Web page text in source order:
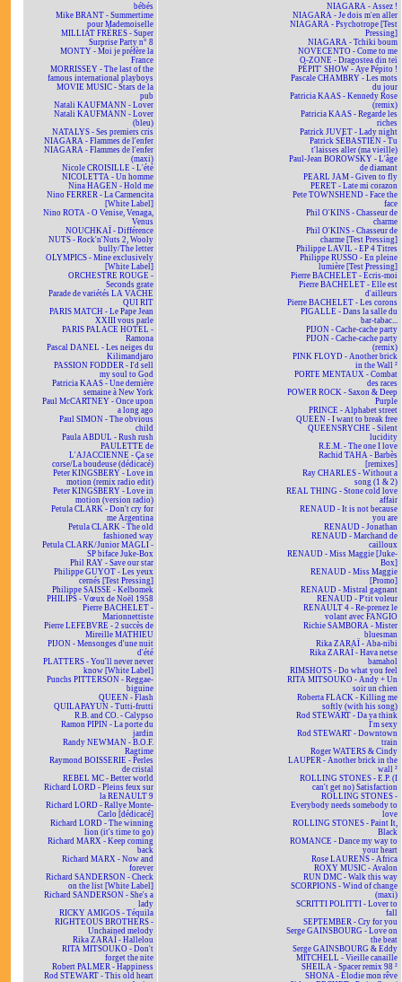
bébés
Mike BRANT - Summertime
pour Mademoiselle
MILLIAT FRÈRES - Super
Surprise Party n° 8
MONTY - Moi je préfère la
France
MORRISSEY - The last of the
famous international playboys
MOVIE MUSIC - Stars de la
pub
Natali KAUFMANN - Lover
Natali KAUFMANN - Lover
(bleu)
NATALYS - Ses premiers cris
NIAGARA - Flammes de l'enfer
NIAGARA - Flammes de l'enfer
(maxi)
Nicole CROISILLE - L'été
NICOLETTA - Un homme
Nina HAGEN - Hold me
Nino FERRER - La Carmencita
[White Label]
Nino ROTA - O Venise, Venaga,
Venus
NOUCHKAÏ - Différence
NUTS - Rock'n'Nuts 2, Wooly
bully/The letter
OLYMPICS - Mine exclusively
[White Label]
ORCHESTRE ROUGE -
Seconds grate
Parade de variétés LA VACHE
QUI RIT
PARIS MATCH - Le Pape Jean
XXIII vous parle
PARIS PALACE HOTEL -
Ramona
Pascal DANEL - Les neiges du
Kilimandjaro
PASSION FODDER - I'd sell
my soul to God
Patricia KAAS - Une dernière
semaine à New York
Paul McCARTNEY - Once upon
a long ago
Paul SIMON - The obvious
child
Paula ABDUL - Rush rush
PAULETTE de
L'AJACCIENNE - Ça se
corse/La boudeuse (dédicacé)
Peter KINGSBERY - Love in
motion (remix radio edit)
Peter KINGSBERY - Love in
motion (version radio)
Petula CLARK - Don't cry for
me Argentina
Petula CLARK - The old
fashioned way
Petula CLARK/Junior MAGLI -
SP biface Juke-Box
Phil RAY - Save our star
Philippe GUYOT - Les yeux
cernés [Test Pressing]
Philippe SAISSE - Kelbomek
PHILIPS - Vœux de Noël 1958
Pierre BACHELET -
Marionnettiste
Pierre LEFEBVRE - 2 succès de
Mireille MATHIEU
PIJON - Mensonges d'une nuit
d'été
PLATTERS - You'll never never
know [White Label]
Punchs PITTERSON - Reggae-
biguine
QUEEN - Flash
QUILAPAYUN - Tutti-frutti
R.B. and CO. - Calypso
Ramon PIPIN - La porte du
jardin
Randy NEWMAN - B.O.F.
Ragtime
Raymond BOISSERIE - Perles
de cristal
REBEL MC - Better world
Richard LORD - Pleins feux sur
la RENAULT 9
Richard LORD - Rallye Monte-
Carlo [dédicacé]
Richard LORD - The winning
lion (it's time to go)
Richard MARX - Keep coming
back
Richard MARX - Now and
forever
Richard SANDERSON - Check
on the list [White Label]
Richard SANDERSON - She's a
lady
RICKY AMIGOS - Téquila
RIGHTEOUS BROTHERS -
Unchained melody
Rika ZARAÏ - Hallelou
RITA MITSOUKO - Don't
forget the nite
Robert PALMER - Happiness
Rod STEWART - This old heart
NIAGARA - Assez !
NIAGARA - Je dois m'en aller
NIAGARA - Psychotrope [Test
Pressing]
NIAGARA - Tchiki boum
NOVECENTO - Come to me
O-ZONE - Dragostea din teï
PÉPIT' SHOW - Aye Pépito !
Pascale CHAMBRY - Les mots
du jour
Patricia KAAS - Kennedy Rose
(remix)
Patricia KAAS - Regarde les
riches
Patrick JUVET - Lady night
Patrick SÉBASTIEN - Tu
t'laisses aller (ma vieille)
Paul-Jean BOROWSKY - L'âge
de diamant
PEARL JAM - Given to fly
PERET - Late mi corazon
Pete TOWNSHEND - Face the
face
Phil O'KINS - Chasseur de
charme
Phil O'KINS - Chasseur de
charme [Test Pressing]
Philippe LAVIL - EP 4 Titres
Philippe RUSSO - En pleine
lumière [Test Pressing]
Pierre BACHELET - Écris-moi
Pierre BACHELET - Elle est
d'ailleurs
Pierre BACHELET - Les corons
PIGALLE - Dans la salle du
bar-tabac...
PIJON - Cache-cache party
PIJON - Cache-cache party
(remix)
PINK FLOYD - Another brick
in the Wall ²
PORTE MENTAUX - Combat
des races
POWER ROCK - Saxon & Deep
Purple
PRINCE - Alphabet street
QUEEN - I want to break free
QUEENSRYCHE - Silent
lucidity
R.E.M. - The one I love
Rachid TAHA - Barbès
[remixes]
Ray CHARLES - Without a
song (1 & 2)
REAL THING - Stone cold love
affair
RENAUD - It is not because
you are
RENAUD - Jonathan
RENAUD - Marchand de
cailloux
RENAUD - Miss Maggie [Juke-
Box]
RENAUD - Miss Maggie
[Promo]
RENAUD - Mistral gagnant
RENAUD - P'tit voleur
RENAULT 4 - Re-prenez le
volant avec FANGIO
Richie SAMBORA - Mister
bluesman
Rika ZARAÏ - Aba-nibi
Rika ZARAÏ - Hava netse
bamahol
RIMSHOTS - Do what you feel
RITA MITSOUKO - Andy + Un
soir un chien
Roberta FLACK - Killing me
softly (with his song)
Rod STEWART - Da ya think
I'm sexy
Rod STEWART - Downtown
train
Roger WATERS & Cindy
LAUPER - Another brick in the
wall ²
ROLLING STONES - E.P. (I
can't get no) Satisfaction
ROLLING STONES -
Everybody needs somebody to
love
ROLLING STONES - Paint It,
Black
ROMANCE - Dance my way to
your heart
Rose LAURENS - Africa
ROXY MUSIC - Avalon
RUN DMC - Walk this way
SCORPIONS - Wind of change
(maxi)
SCRITTI POLITTI - Lover to
fall
SEPTEMBER - Cry for you
Serge GAINSBOURG - Love on
the beat
Serge GAINSBOURG & Eddy
MITCHELL - Vieille canaille
SHEILA - Spacer remix 98 ²
SHONA - Elodie mon rêve